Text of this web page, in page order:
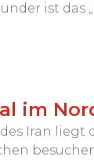
ist das
im
Iran liegt